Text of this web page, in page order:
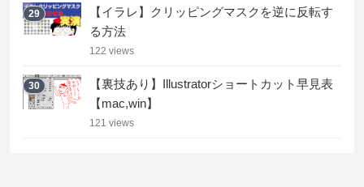
29
【イラレ】クリッピングマスクを逆に反転す
る方法
122 views
30
【裏技あり】Illustratorショートカット早見表
【mac,win】
121 views